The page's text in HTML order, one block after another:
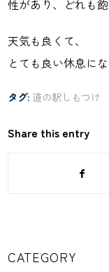
性があり、どれも
天気も良くて、
とても良い休息に
タグ: 道の駅しもつけ
Share this entry
CATEGORY